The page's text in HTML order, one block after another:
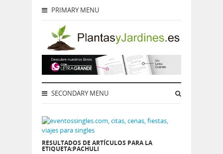
PRIMARY MENU
SECONDARY MENU
RESULTADOS DE ARTÍCULOS PARA LA
ETIQUETA:PACHULI